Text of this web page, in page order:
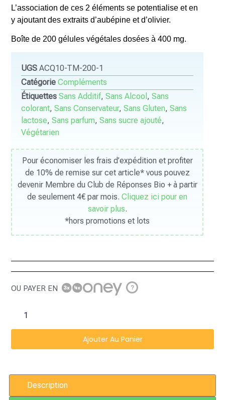
L’association de ces 2 éléments se potentialise et en
y ajoutant des extraits d’aubépine et d’olivier.
Boîte de 200 gélules végétales dosées à 400 mg.
UGSACQ10-TM-200-1
Catégorie Compléments
Étiquettes Sans Additif,Sans Alcool ,Sans
colorant,Sans Conservateur,Sans Gluten,Sans
lactose,Sans parfum,Sans sucre ajouté,
Végétarien
Pour économiser les frais d’expédition et profiter
de 10% de remise sur cet article* vous pouvez
devenir Membre du Club de Réponses Bio + à partir
de seulement 4€ par mois.Cliquez ici pour en
savoir plus.
*hors promotions et lots
OU PAYER EN ?
Ajouter Au Panier
Description